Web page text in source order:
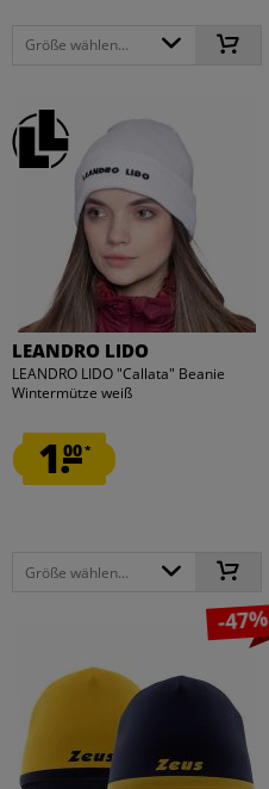
Größe wählen...
LEANDRO LIDO
LEANDRO LIDO "Callata" Beanie
Wintermütze weiß
1.00*
Größe wählen...
-47%